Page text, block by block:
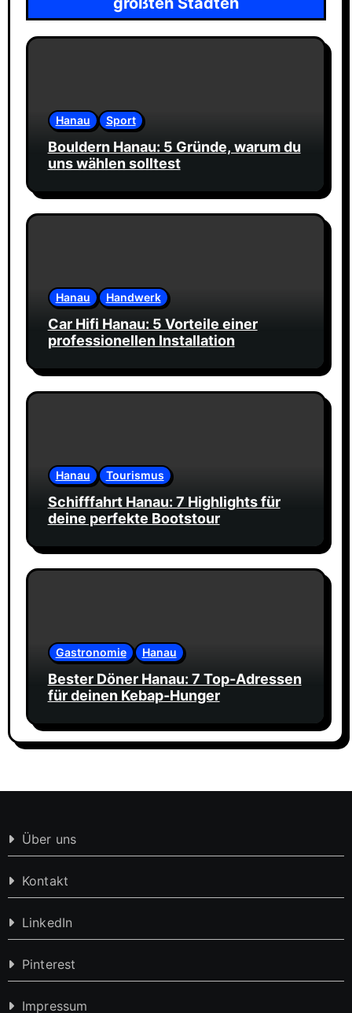
Hanau Sport
Bouldern Hanau: 5 Gründe, warum du
uns wählen solltest
Hanau Handwerk
Car Hifi Hanau: 5 Vorteile einer
professionellen Installation
Hanau Tourismus
Schifffahrt Hanau: 7 Highlights für
deine perfekte Bootstour
Gastronomie Hanau
Bester Döner Hanau: 7 Top-Adressen
für deinen Kebap-Hunger
Über uns
Kontakt
LinkedIn
Pinterest
Impressum